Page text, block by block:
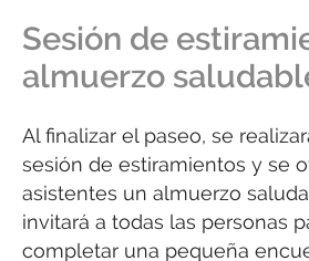
Sesión de
almuerzo
Al finalizar el paseo, se
sesión de estiramientos y se
asistentes un almuerzo
invitará a todas las personas
completar una pequeña